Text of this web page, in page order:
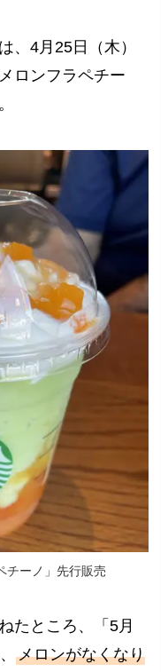
、4月25日（木）
ロンフラペチー
チーノ」先行販売
たところ、「5月
メロンがなくなり